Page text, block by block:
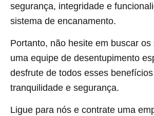
segurança, integridade e
sistema de encanamento.
Portanto, não hesite em buscar os
uma equipe de desentupimento
desfrute de todos esses
tranquilidade e segurança.
Ligue para nós e contrate uma